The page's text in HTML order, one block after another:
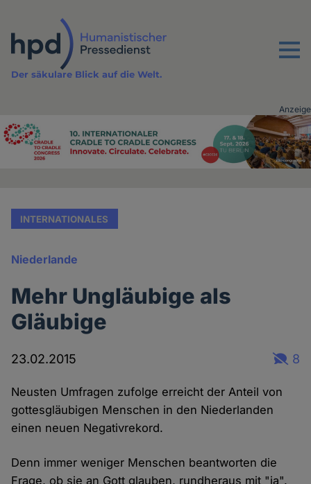
Inhalt
Menu
Der säkulare Blick auf die Welt.
Advertising
Anzeige
INTERNATIONALES
Niederlande
Mehr Ungläubige als
Gläubige
23.02.2015 8
Neusten Umfragen zufolge erreicht der Anteil von
gottesgläubigen Menschen in den Niederlanden
einen neuen Negativrekord.
Denn immer weniger Menschen beantworten die
Frage, ob sie an Gott glauben, rundheraus mit "ja".